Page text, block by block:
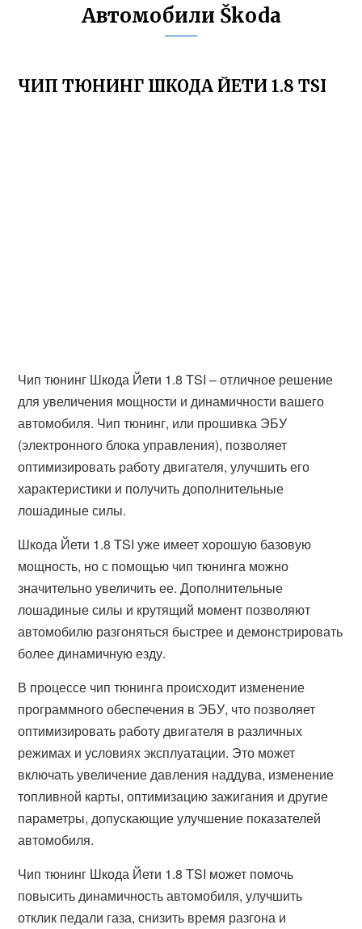
Автомобили Škoda
ЧИП ТЮНИНГ ШКОДА ЙЕТИ 1.8 TSI
Чип тюнинг Шкода Йети 1.8 TSI – отличное решение
для увеличения мощности и динамичности вашего
автомобиля. Чип тюнинг, или прошивка ЭБУ
(электронного блока управления), позволяет
оптимизировать работу двигателя, улучшить его
характеристики и получить дополнительные
лошадиные силы.
Шкода Йети 1.8 TSI уже имеет хорошую базовую
мощность, но с помощью чип тюнинга можно
значительно увеличить ее. Дополнительные
лошадиные силы и крутящий момент позволяют
автомобилю разгоняться быстрее и демонстрировать
более динамичную езду.
В процессе чип тюнинга происходит изменение
программного обеспечения в ЭБУ, что позволяет
оптимизировать работу двигателя в различных
режимах и условиях эксплуатации. Это может
включать увеличение давления наддува, изменение
топливной карты, оптимизацию зажигания и другие
параметры, допускающие улучшение показателей
автомобиля.
Чип тюнинг Шкода Йети 1.8 TSI может помочь
повысить динамичность автомобиля, улучшить
отклик педали газа, снизить время разгона и